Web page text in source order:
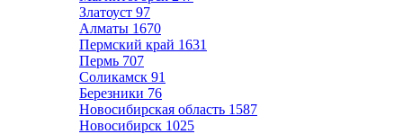
Златоуст 97
Алматы 1670
Пермский край 1631
Пермь 707
Соликамск 91
Березники 76
Новосибирская область 1587
Новосибирск 1025